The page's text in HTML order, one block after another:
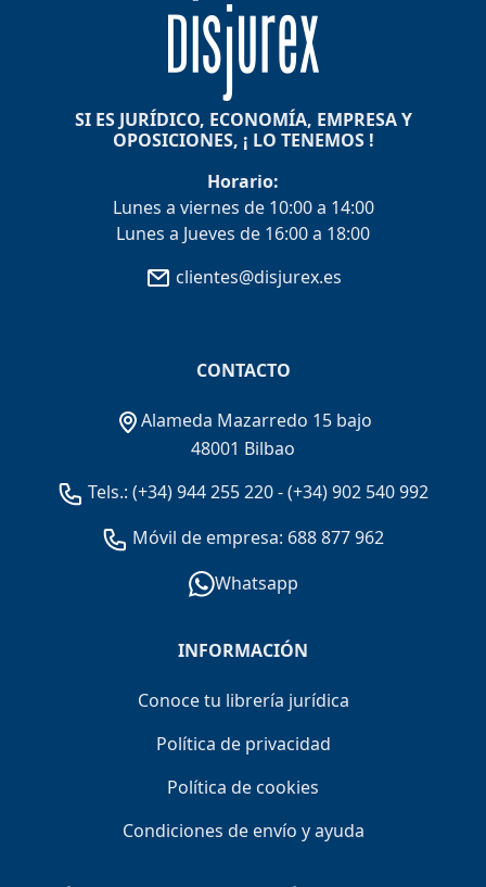
SI ES JURÍDICO, ECONOMÍA, EMPRESA Y
OPOSICIONES, ¡ LO TENEMOS !
Horario:
Lunes a viernes de 10:00 a 14:00
Lunes a Jueves de 16:00 a 18:00
clientes@disjurex.es
CONTACTO
Alameda Mazarredo 15 bajo
48001 Bilbao
Tels.: (+34) 944 255 220-(+34) 902 540 992
Móvil de empresa: 688 877 962
Whatsapp
INFORMACIÓN
Conoce tu librería jurídica
Política de privacidad
Política de cookies
Condiciones de envío y ayuda